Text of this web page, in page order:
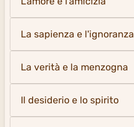
La sapienza e l'ignoranza
La verità e la menzogna
Il desiderio e lo spirito